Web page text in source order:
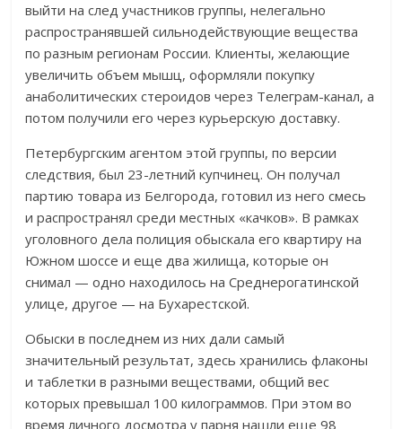
выйти на след участников группы, нелегально
распространявшей сильнодействующие вещества
по разным регионам России. Клиенты, желающие
увеличить объем мышц, оформляли покупку
анаболитических стероидов через Телеграм-канал, а
потом получили его через курьерскую доставку.
Петербургским агентом этой группы, по версии
следствия, был 23-летний купчинец. Он получал
партию товара из Белгорода, готовил из него смесь
и распространял среди местных «качков». В рамках
уголовного дела полиция обыскала его квартиру на
Южном шоссе и еще два жилища, которые он
снимал — одно находилось на Среднерогатинской
улице, другое — на Бухарестской.
Обыски в последнем из них дали самый
значительный результат, здесь хранились флаконы
и таблетки в разными веществами, общий вес
которых превышал 100 килограммов. При этом во
время личного досмотра у парня нашли еще 98